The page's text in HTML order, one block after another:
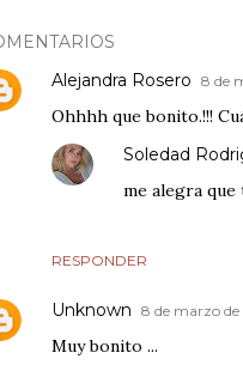
Alejandra Rosero 8 de
Ohhhh que bonito.!!!
RESPONDER
Soledad
me alegra que
Unknown 8 de marzo de
Muy bonito ...